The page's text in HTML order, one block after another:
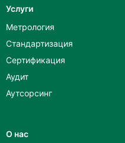
Услуги
Метрология
Стандартизация
Сертификация
Аудит
Аутсорсинг
О нас